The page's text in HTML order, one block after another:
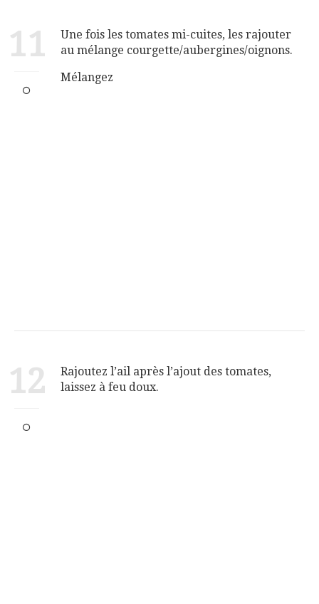
11
Une fois les tomates mi-cuites, les rajouter
au mélange courgette/aubergines/oignons.
Mélangez
12
Rajoutez l’ail après l’ajout des tomates,
laissez à feu doux.